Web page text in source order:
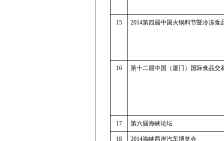
15 2014第四届中国火锅料节暨冷冻食
16 第十二届中国（厦门）国际食品交
17 第六届海峡论坛
18 2014海峡西岸汽车博览会